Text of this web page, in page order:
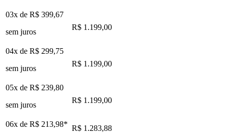
03x de R$ 399,67
sem juros
R$ 1.199,00
04x de R$ 299,75
sem juros
R$ 1.199,00
05x de R$ 239,80
sem juros
R$ 1.199,00
06x de R$ 213,98* R$ 1.283,88